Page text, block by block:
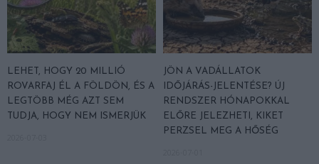
LEHET, HOGY 20 MILLIÓ
ROVARFAJ ÉL A FÖLDÖN, ÉS A
LEGTÖBB MÉG AZT SEM
TUDJA, HOGY NEM ISMERJÜK
JÖN A VADÁLLATOK
IDŐJÁRÁS-JELENTÉSE? ÚJ
RENDSZER HÓNAPOKKAL
ELŐRE JELEZHETI, KIKET
PERZSEL MEG A HŐSÉG